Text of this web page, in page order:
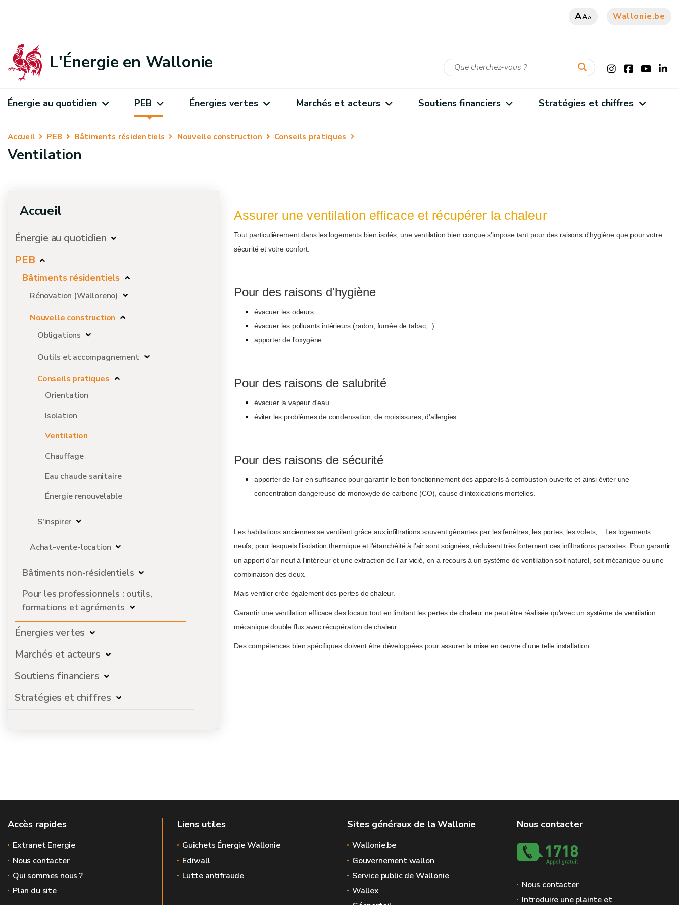
AAA Wallonie.be
L'Énergie en Wallonie
Énergie au quotidien PEB Énergies vertes Marchés et acteurs Soutiens financiers Stratégies et chiffres
Accueil PEB Bâtiments résidentiels Nouvelle construction Conseils pratiques
Ventilation
Accueil
Énergie au quotidien
PEB
Bâtiments résidentiels
Rénovation (Walloreno)
Nouvelle construction
Obligations
Outils et accompagnement
Conseils pratiques
Orientation
Isolation
Ventilation
Chauffage
Eau chaude sanitaire
Énergie renouvelable
S'inspirer
Achat-vente-location
Bâtiments non-résidentiels
Pour les professionnels : outils,
formations et agréments
Énergies vertes
Marchés et acteurs
Soutiens financiers
Stratégies et chiffres
Assurer une ventilation efficace et récupérer la chaleur
Tout particulièrement dans les logements bien isolés, une ventilation bien conçue s'impose tant pour des raisons d'hygiène que pour votre
sécurité et votre confort.
Pour des raisons d'hygiène
évacuer les odeurs
évacuer les polluants intérieurs (radon, fumée de tabac,..)
apporter de l'oxygène
Pour des raisons de salubrité
évacuer la vapeur d'eau
éviter les problèmes de condensation, de moisissures, d'allergies
Pour des raisons de sécurité
apporter de l'air en suffisance pour garantir le bon fonctionnement des appareils à combustion ouverte et ainsi éviter une
concentration dangereuse de monoxyde de carbone (CO), cause d'intoxications mortelles.
Les habitations anciennes se ventilent grâce aux infiltrations souvent gênantes par les fenêtres, les portes, les volets,... Les logements
neufs, pour lesquels l'isolation thermique et l'étanchéité à l'air sont soignées, réduisent très fortement ces infiltrations parasites. Pour garantir
un apport d'air neuf à l'intérieur et une extraction de l'air vicié, on a recours à un système de ventilation soit naturel, soit mécanique ou une
combinaison des deux.
Mais ventiler crée également des pertes de chaleur.
Garantir une ventilation efficace des locaux tout en limitant les pertes de chaleur ne peut être réalisée qu'avec un système de ventilation
mécanique double flux avec récupération de chaleur.
Des compétences bien spécifiques doivent être développées pour assurer la mise en œuvre d'une telle installation.
Accès rapides
Extranet Energie
Nous contacter
Qui sommes nous ?
Plan du site
Liens utiles
Guichets Énergie Wallonie
Ediwall
Lutte antifraude
Sites généraux de la Wallonie
Wallonie.be
Gouvernement wallon
Service public de Wallonie
Wallex
Nous contacter
Nous contacter
Introduire une plainte et